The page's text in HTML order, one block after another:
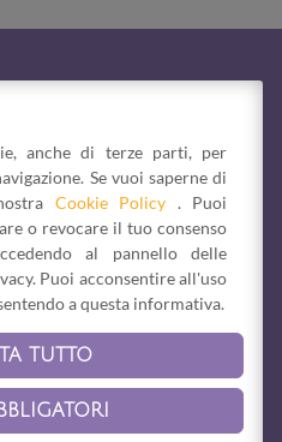
Vignola(MO)
-Cookie Policy
anche di terze parti, per
Se vuoi saperne di
Cookie Policy . Puoi
o revocare il tuo consenso
al pannello delle
Puoi acconsentire all'uso
a questa informativa.
TUTTO